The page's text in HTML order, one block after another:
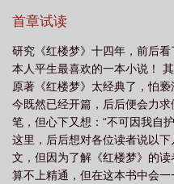
簪免费阅读
子 嘉胜春幡袅凤钗 凤钗误
辞 姜晚 凤钗诗词 凤钗图片
怎么写 凤钗黄金 凤钗鉴宝完整
戴 凤钗辞歌词 凤簪和凤钗的区
是什么意思 凤钗一般多少克 凤
游 清歌一片云鬓凤钗 凤钗周大福
首章试读
研究《红楼梦》十四年，前后
本人平生最喜欢的一本小说！
原著《红楼梦》太经典了，怕
今既然已经开篇，后后便会力
笔，但心下又想：“不可因我自
这里，后后想对各位读者说以
文，但因为了解《红楼梦》的
算不上精通，但在这本书中会